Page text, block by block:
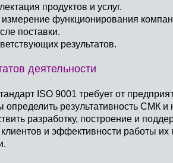
продуктов и услуг.
функционирования
поставки.
результатов.
деятельности
ISO 9001 требует от
определить результативность СМК
разработку, построение и
клиентов и эффективности работы